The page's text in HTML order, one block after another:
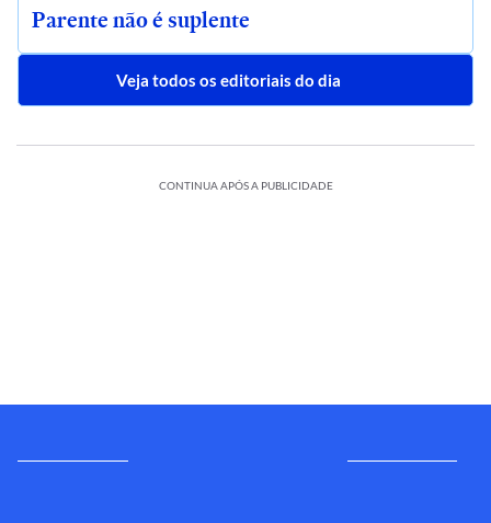
Parente não é suplente
Veja todos os editoriais do dia
CONTINUA APÓS A PUBLICIDADE